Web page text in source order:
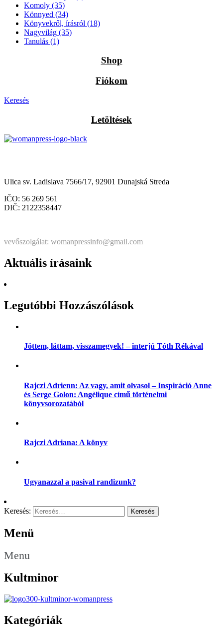
Komoly (35)
Könnyed (34)
Könyvekről, írásról (18)
Nagyvilág (35)
Tanulás (1)
Shop
Fiókom
Keresés
Letöltések
Ulica sv. Ladislava 7566/17, 92901 Dunajská Streda
IČO: 56 269 561
DIČ: 2122358447
vevőszolgálat: womanpressinfo@gmail.com
Aktuális írásaink
Legutóbbi Hozzászólások
Jöttem, láttam, visszamegyek! – interjú Tóth Rékával
Rajczi Adrienn: Az vagy, amit olvasol – Inspiráció Anne
és Serge Golon: Angèlique című történelmi
könyvsorozatából
Rajczi Adriana: A könyv
Ugyanazzal a pasival randizunk?
Keresés:
Menü
Menu
Kultminor
Kategóriák